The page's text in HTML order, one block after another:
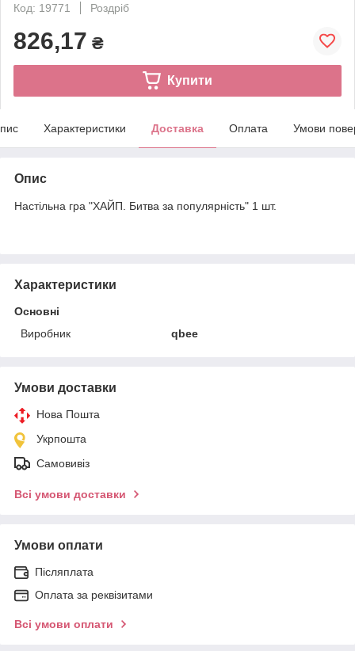
Код: 19771
Роздріб
826,17 ₴
Купити
Характеристики Доставка Оплата Умови
Опис
Настільна гра "ХАЙП. Битва за популярність" 1 шт.
Характеристики
Основні
Виробник
qbee
Умови доставки
Нова Пошта
Укрпошта
Самовивіз
Всі умови доставки
Умови оплати
Післяплата
Оплата за реквізитами
Всі умови оплати